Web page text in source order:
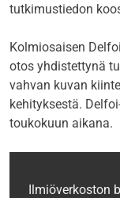
tutkimustiedon
Kolmiosaisen
otos yhdistettynä
vahvan kuvan
kehityksestä.
toukokuun aikana.
Ilmiöverkoston